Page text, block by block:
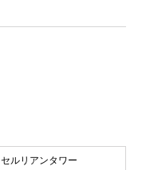
ルリアンタワー